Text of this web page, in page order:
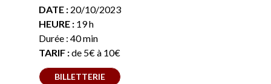
DATE : 20/10/2023
HEURE : 19 h
Durée : 40 min
TARIF :de 5€ à 10€
BILLETTERIE